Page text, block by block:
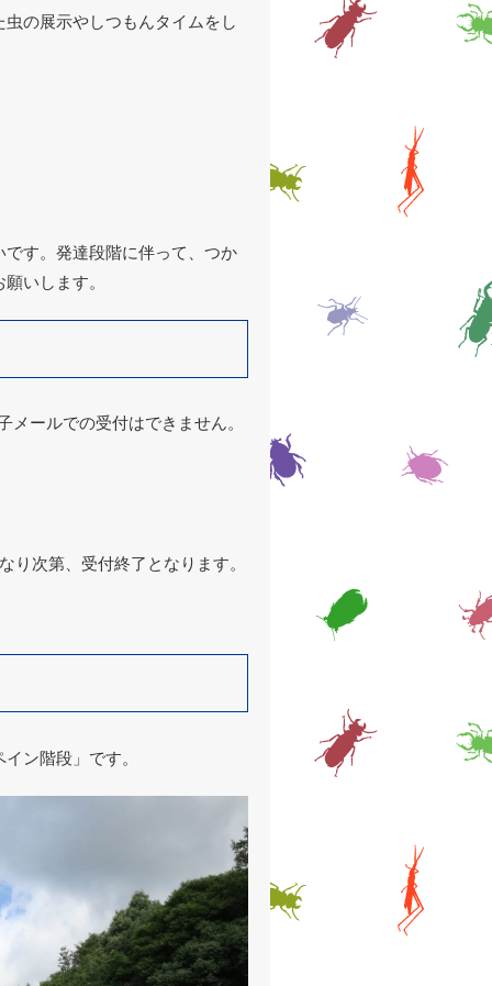
の展示やしつもんタイムをし
す。発達段階に伴って、つか
いします。
ールでの受付はできません。
り次第、受付終了となります。
ン階段」です。